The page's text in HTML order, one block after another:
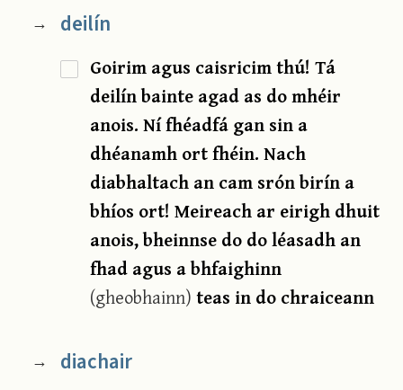
→ deilín
Goirim agus caisricim thú! Tá
deilín bainte agad as do mhéir
anois. Ní fhéadfá gan sin a
dhéanamh ort fhéin. Nach
diabhaltach an cam srón birín a
bhíos ort! Meireach ar eirigh dhuit
anois, bheinnse do do léasadh an
fhad agus a bhfaighinn
(gheobhainn)teas in do chraiceann
→ diachair